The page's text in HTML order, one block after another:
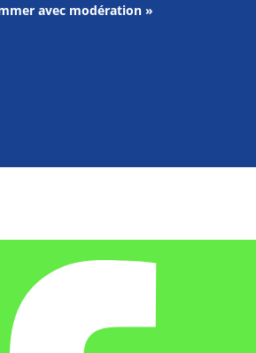
avec modération »